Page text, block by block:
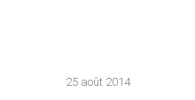
25 août 2014